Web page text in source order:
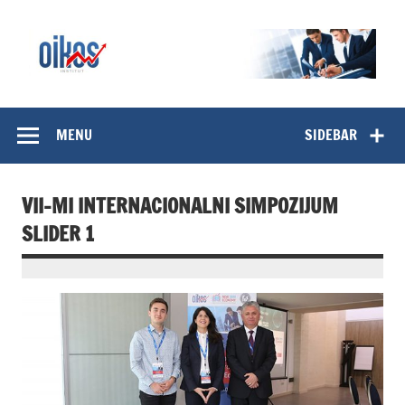
OIKOS Institut
SIDEBAR
MENU
VII-MI INTERNACIONALNI SIMPOZIJUM
SLIDER 1